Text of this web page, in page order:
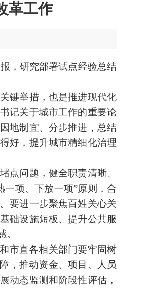
革工作
，研究部署试点经验总结
键举措，也是推进现代化
记关于城市工作的重要论
地制宜、分步推进，总结
好，提升城市精细化治理
问题，健全职责清晰、
项、下放一项”原则，合
要进一步聚焦百姓关心关
础设施短板、提升公共服
市直各相关部门要牢固树
，推动资金、项目、人员
动态监测和阶段性评估，